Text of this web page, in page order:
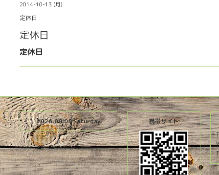
2014-10-13 (月)
定休日
定休日
定休日
2026.08.08 Saturday 携帯サイト